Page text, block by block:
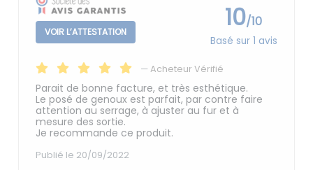
VOIR L’ATTESTATION 10/10
Basé sur 1 avis
—Acheteur Vérifié
Parait de bonne facture, et très esthétique.
Le posé de genoux est parfait, par contre faire
attention au serrage, à ajuster au fur et à
mesure des sortie.
Je recommande ce produit.
Publié le 20/09/2022